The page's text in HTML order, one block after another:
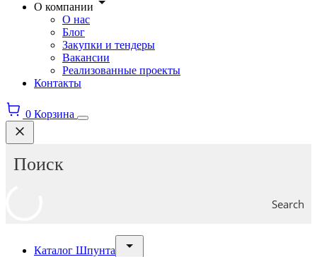
О компании
О нас
Блог
Закупки и тендеры
Вакансии
Реализованные проекты
Контакты
0 Корзина
Search
Каталог Шпунта